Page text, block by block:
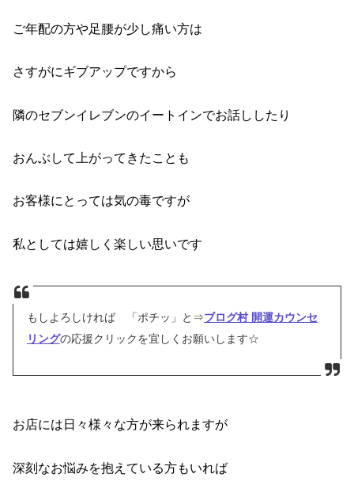
ご年配の方や足腰が少し痛い方は
さすがにギブアップですから
隣のセブンイレブンのイートインでお話ししたり
おんぶして上がってきたことも
お客様にとっては気の毒ですが
私としては嬉しく楽しい思いです
もしよろしければ 「ポチッ」と⇒ブログ村 開運カウンセ
リングの応援クリックを宜しくお願いします☆
お店には日々様々な方が来られますが
深刻なお悩みを抱えている方もいれば